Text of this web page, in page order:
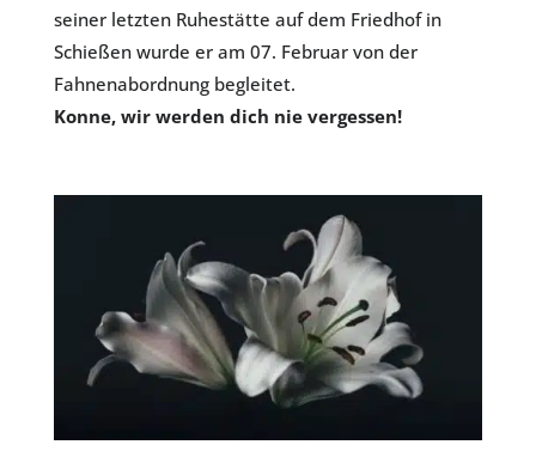
seiner letzten Ruhestätte auf dem Friedhof in
Schießen wurde er am 07. Februar von der
Fahnenabordnung begleitet.
Konne, wir werden dich nie vergessen!